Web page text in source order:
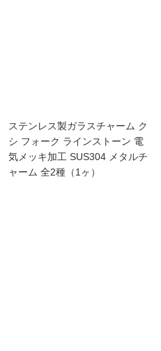
ステンレス製ガラスチャーム ク
シ フォーク ラインストーン 電
気メッキ加工 SUS304 メタルチ
ャーム 全2種（1ヶ）